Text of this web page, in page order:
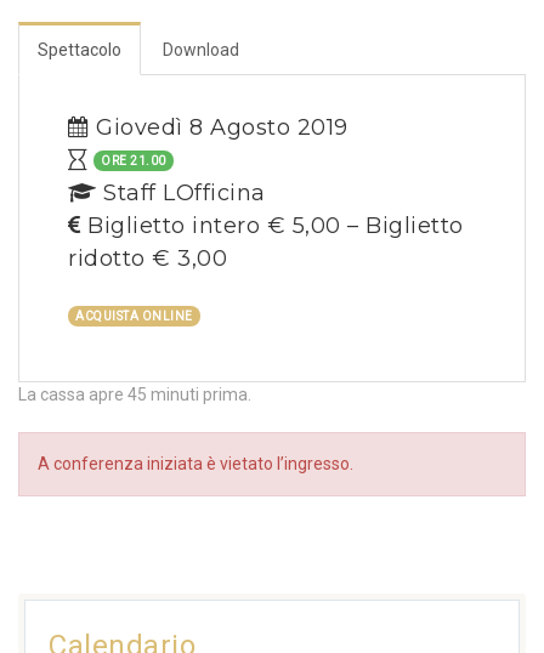
Spettacolo Download
Giovedì 8 Agosto 2019
ORE 21.00
Staff LOfficina
Biglietto intero € 5,00 – Biglietto
ridotto € 3,00
ACQUISTA ONLINE
La cassa apre 45 minuti prima.
A conferenza iniziata è vietato l’ingresso.
Calendario